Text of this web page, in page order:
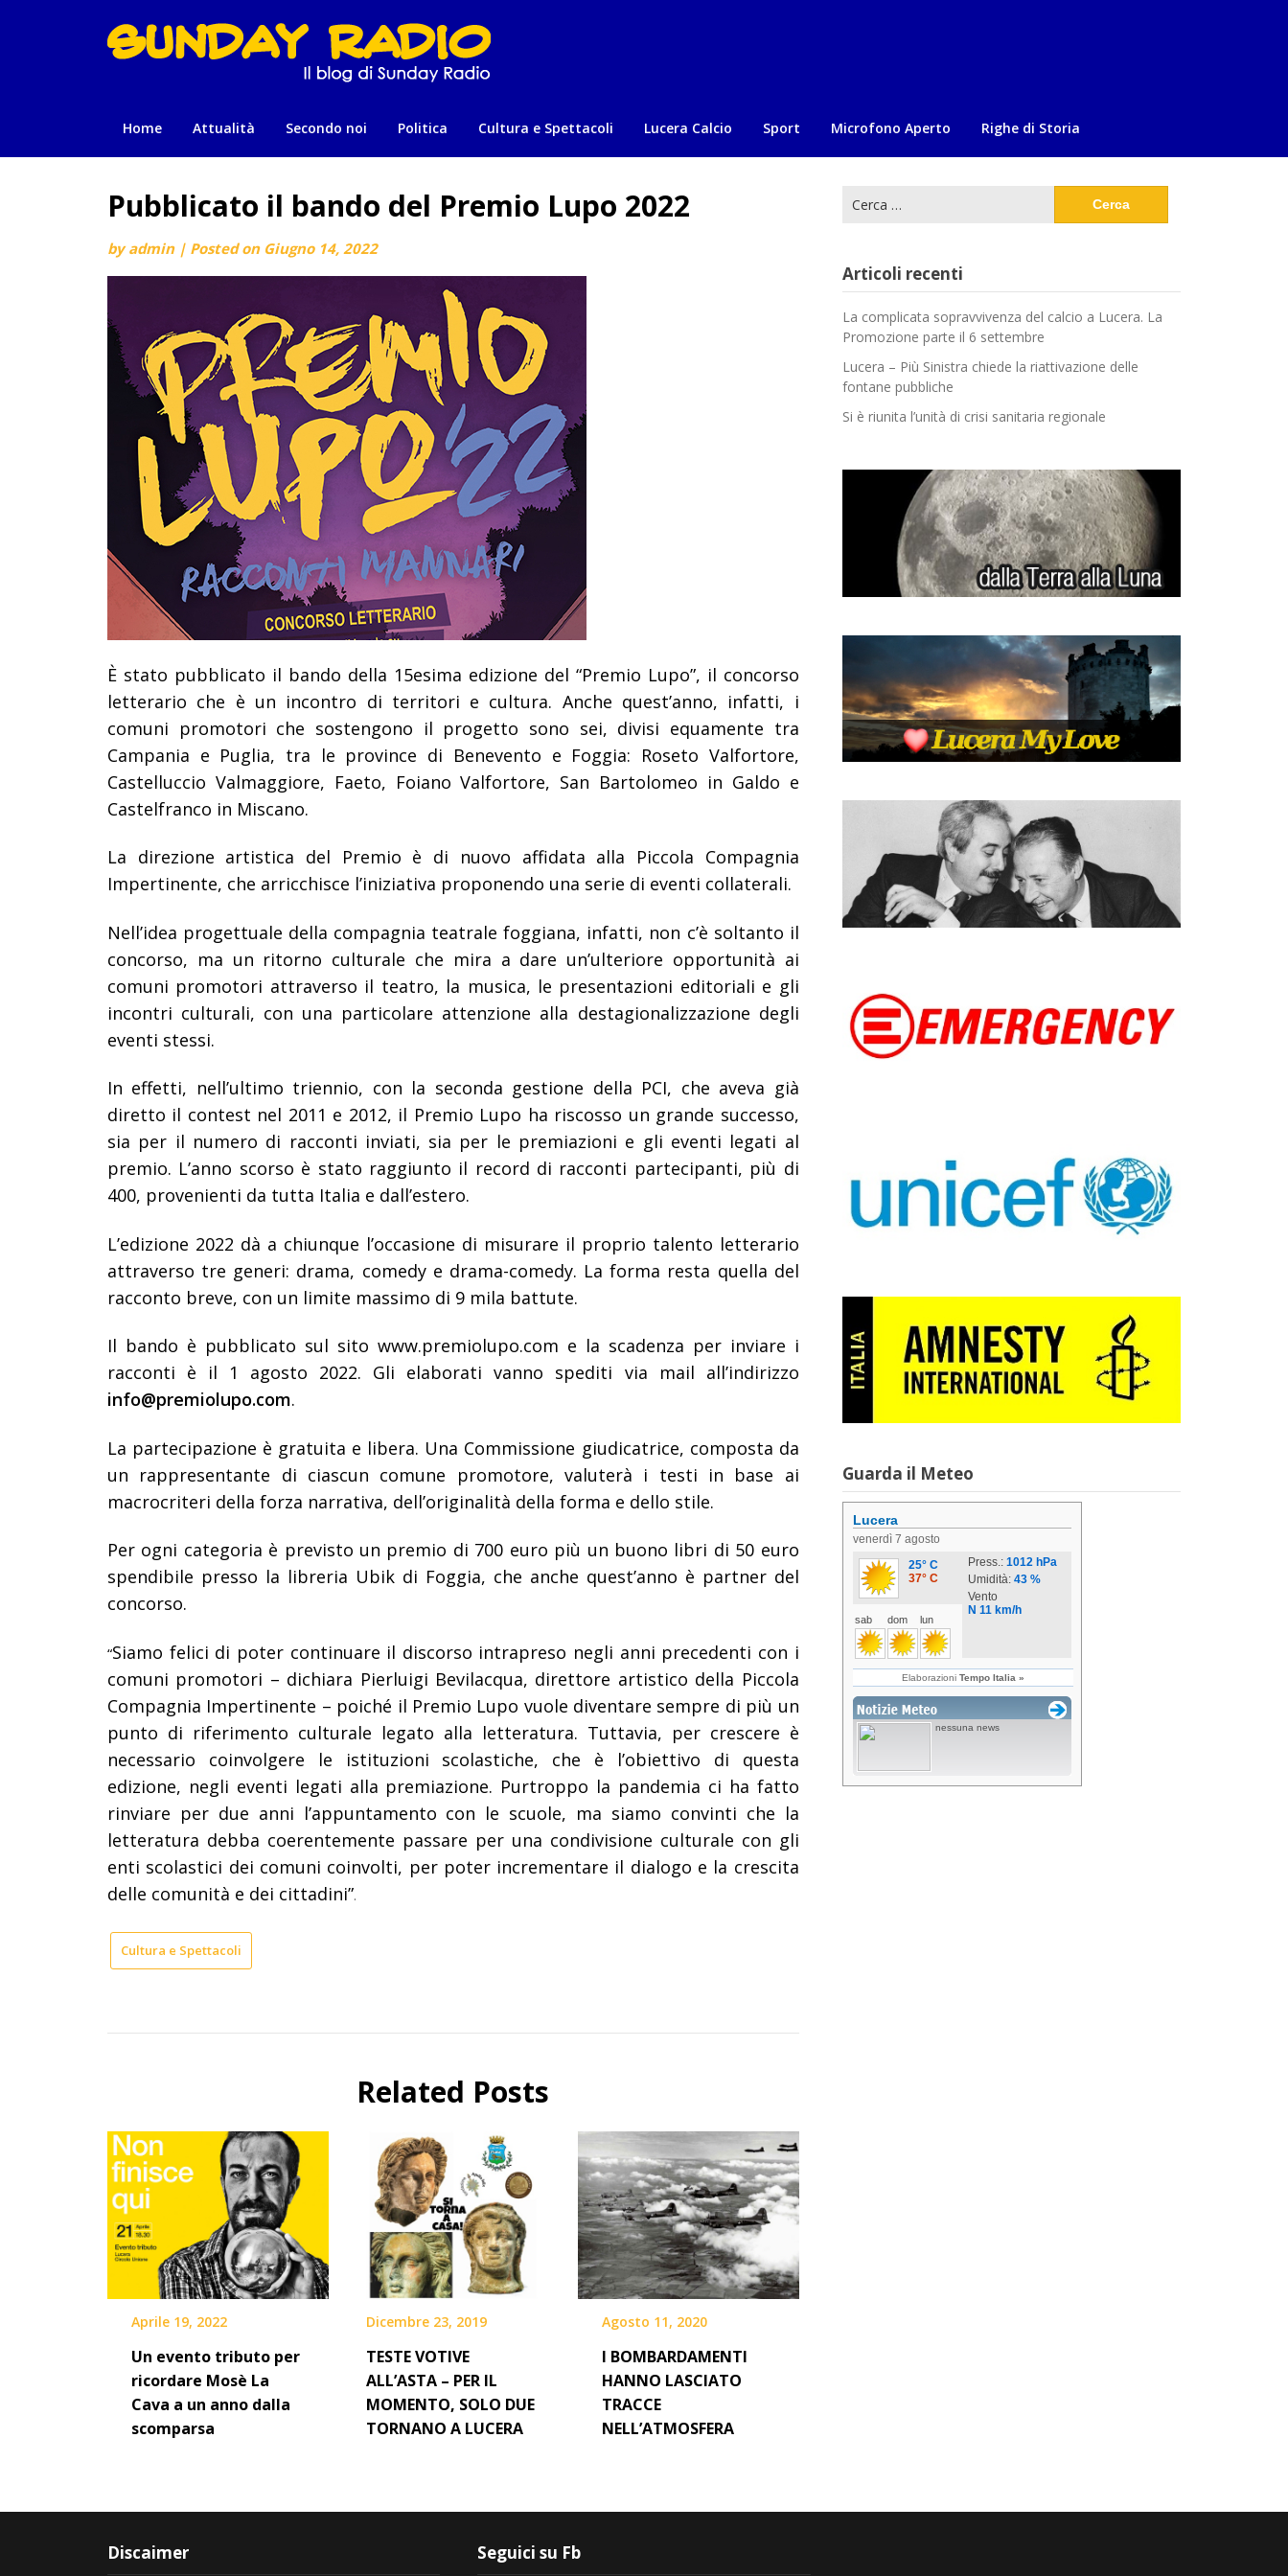
Home Attualità Secondo noi Politica Cultura e Spettacoli Lucera Calcio Sport Microfono Aperto Righe di Storia
Pubblicato il bando del Premio Lupo 2022
byadmin | Posted on Giugno 14, 2022
È stato pubblicato il bando della 15esima edizione del “Premio Lupo”, il concorso
letterario che è un incontro di territori e cultura. Anche quest’anno, infatti, i
comuni promotori che sostengono il progetto sono sei, divisi equamente tra
Campania e Puglia, tra le province di Benevento e Foggia: Roseto Valfortore,
Castelluccio Valmaggiore, Faeto, Foiano Valfortore, San Bartolomeo in Galdo e
Castelfranco in Miscano.
La direzione artistica del Premio è di nuovo affidata alla Piccola Compagnia
Impertinente, che arricchisce l’iniziativa proponendo una serie di eventi collaterali.
Nell’idea progettuale della compagnia teatrale foggiana, infatti, non c’è soltanto il
concorso, ma un ritorno culturale che mira a dare un’ulteriore opportunità ai
comuni promotori attraverso il teatro, la musica, le presentazioni editoriali e gli
incontri culturali, con una particolare attenzione alla destagionalizzazione degli
eventi stessi.
In effetti, nell’ultimo triennio, con la seconda gestione della PCI, che aveva già
diretto il contest nel 2011 e 2012, il Premio Lupo ha riscosso un grande successo,
sia per il numero di racconti inviati, sia per le premiazioni e gli eventi legati al
premio. L’anno scorso è stato raggiunto il record di racconti partecipanti, più di
400, provenienti da tutta Italia e dall’estero.
L’edizione 2022 dà a chiunque l’occasione di misurare il proprio talento letterario
attraverso tre generi: drama, comedy e drama-comedy. La forma resta quella del
racconto breve, con un limite massimo di 9 mila battute.
Il bando è pubblicato sul sito www.premiolupo.com e la scadenza per inviare i
racconti è il 1 agosto 2022. Gli elaborati vanno spediti via mail all’indirizzo
info@premiolupo.com.
La partecipazione è gratuita e libera. Una Commissione giudicatrice, composta da
un rappresentante di ciascun comune promotore, valuterà i testi in base ai
macrocriteri della forza narrativa, dell’originalità della forma e dello stile.
Per ogni categoria è previsto un premio di 700 euro più un buono libri di 50 euro
spendibile presso la libreria Ubik di Foggia, che anche quest’anno è partner del
concorso.
“Siamo felici di poter continuare il discorso intrapreso negli anni precedenti con i
comuni promotori – dichiara Pierluigi Bevilacqua, direttore artistico della Piccola
Compagnia Impertinente – poiché il Premio Lupo vuole diventare sempre di più un
punto di riferimento culturale legato alla letteratura. Tuttavia, per crescere è
necessario coinvolgere le istituzioni scolastiche, che è l’obiettivo di questa
edizione, negli eventi legati alla premiazione. Purtroppo la pandemia ci ha fatto
rinviare per due anni l’appuntamento con le scuole, ma siamo convinti che la
letteratura debba coerentemente passare per una condivisione culturale con gli
enti scolastici dei comuni coinvolti, per poter incrementare il dialogo e la crescita
delle comunità e dei cittadini”.
Cultura e Spettacoli
Related Posts
Aprile 19, 2022
Un evento tributo per
ricordare Mosè La
Cava a un anno dalla
scomparsa
Dicembre 23, 2019
TESTE VOTIVE
ALL’ASTA – PER IL
MOMENTO, SOLO DUE
TORNANO A LUCERA
Agosto 11, 2020
I BOMBARDAMENTI
HANNO LASCIATO
TRACCE
NELL’ATMOSFERA
per:
Articoli recenti
La complicata sopravvivenza del calcio a Lucera. La
Promozione parte il 6 settembre
Lucera – Più Sinistra chiede la riattivazione delle
fontane pubbliche
Si è riunita l’unità di crisi sanitaria regionale
Guarda il Meteo
Discaimer Seguici su Fb